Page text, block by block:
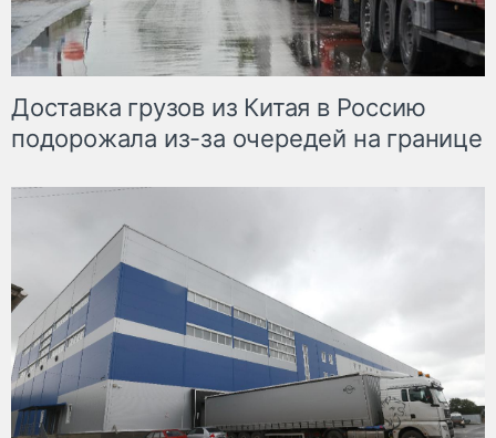
Доставка грузов из Китая в Россию
подорожала из-за очередей на границе